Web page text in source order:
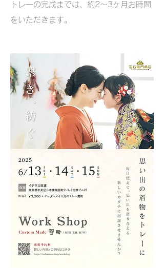
​トレーの完成までは、約2〜3ヶ月お時間
をいただきます。